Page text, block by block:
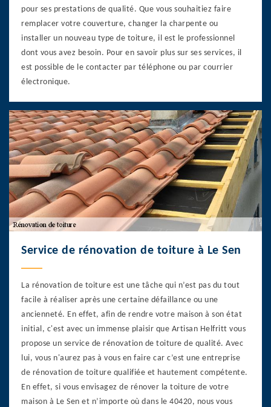
pour ses prestations de qualité. Que vous souhaitiez faire
remplacer votre couverture, changer la charpente ou
installer un nouveau type de toiture, il est le professionnel
dont vous avez besoin. Pour en savoir plus sur ses services, il
est possible de le contacter par téléphone ou par courrier
électronique.
Service de rénovation de toiture à Le Sen
La rénovation de toiture est une tâche qui n’est pas du tout
facile à réaliser après une certaine défaillance ou une
ancienneté. En effet, afin de rendre votre maison à son état
initial, c'est avec un immense plaisir que Artisan Helfritt vous
propose un service de rénovation de toiture de qualité. Avec
lui, vous n'aurez pas à vous en faire car c’est une entreprise
de rénovation de toiture qualifiée et hautement compétente.
En effet, si vous envisagez de rénover la toiture de votre
maison à Le Sen et n’importe où dans le 40420, nous vous